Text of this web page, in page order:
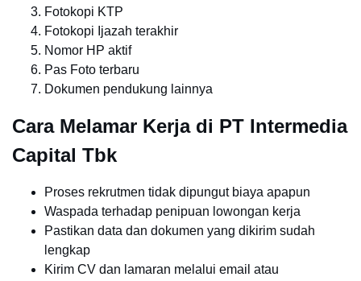
Fotokopi KTP
Fotokopi Ijazah terakhir
Nomor HP aktif
Pas Foto terbaru
Dokumen pendukung lainnya
Cara Melamar Kerja di PT Intermedia
Capital Tbk
Proses rekrutmen tidak dipungut biaya apapun
Waspada terhadap penipuan lowongan kerja
Pastikan data dan dokumen yang dikirim sudah
lengkap
Kirim CV dan lamaran melalui email atau